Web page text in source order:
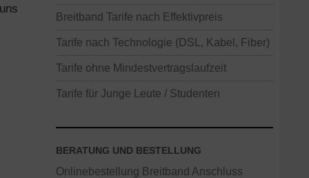
Breitband Tarife nach Effektivpreis
Tarife nach Technologie (DSL, Kabel, Fiber)
Tarife ohne Mindestvertragslaufzeit
Tarife für Junge Leute / Studenten
BERATUNG UND BESTELLUNG
Onlinebestellung Breitband Anschluss